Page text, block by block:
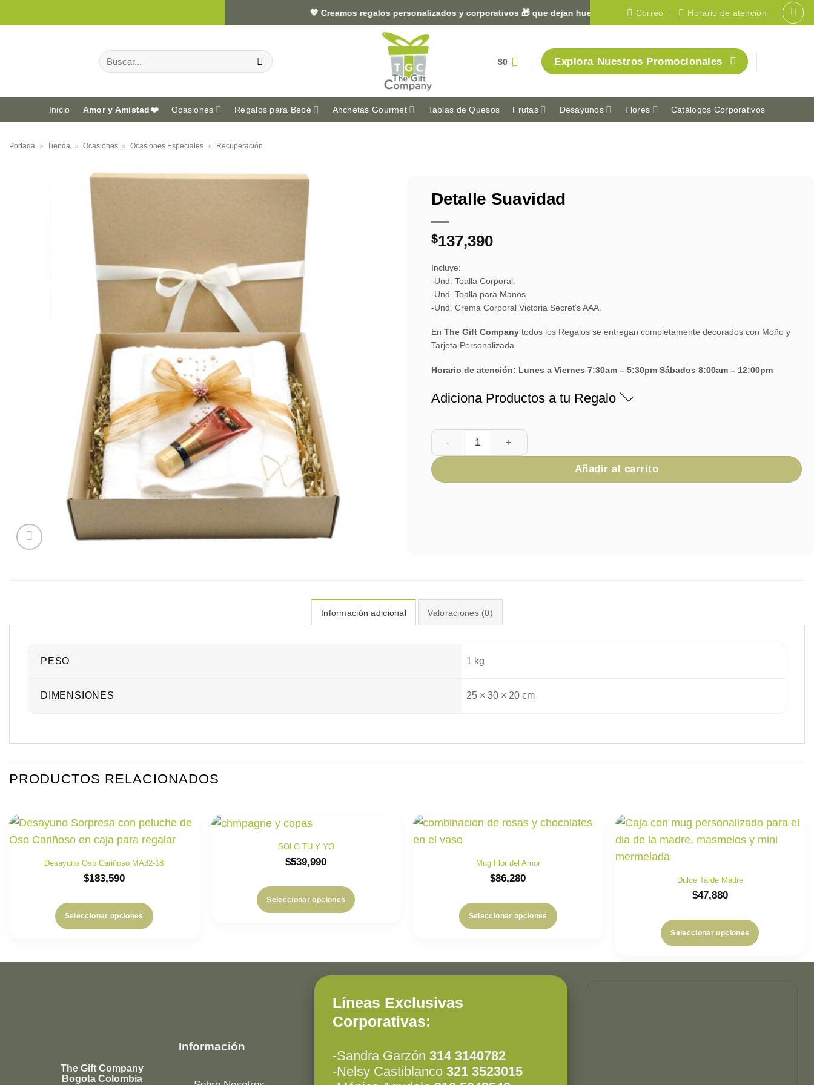
al
💖 Creamos regalos personalizados y corporativos 🎁 que dejan huella en Colombia 🇨🇴Correo Horario de atención
Buscar
por:
$0 Explora Nuestros Promocionales
Inicio Amor y Amistad❤️ Ocasiones Regalos para Bebé Anchetas Gourmet Tablas de Quesos Frutas Desayunos Flores Catálogos Corporativos
Portada » Tienda » Ocasiones » Ocasiones Especiales » Recuperación
Detalle Suavidad
$137,390
Incluye:
-Und. Toalla Corporal.
-Und. Toalla para Manos.
-Und. Crema Corporal Victoria Secret’s AAA.
En The Gift Company todos los Regalos se entregan completamente decorados con Moño y
Tarjeta Personalizada.
Horario de atención: Lunes a Viernes 7:30am – 5:30pm Sábados 8:00am – 12:00pm
Adiciona Productos a tu Regalo
Detalle Suavidad cantidad
Añadir al carrito
Información adicional Valoraciones (0)
PESO 1 kg
DIMENSIONES 25 × 30 × 20 cm
PRODUCTOS RELACIONADOS
Desayuno Oso Cariñoso MA32-18
$183,590
Seleccionar opciones
SOLO TU Y YO
$539,990
Seleccionar opciones
Mug Flor del Amor
$86,280
Seleccionar opciones
Dulce Tarde Madre
$47,880
Seleccionar opciones
The Gift Company
Bogota Colombia
Información
Líneas Exclusivas
Corporativas:
-Sandra Garzón 314 3140782
-Nelsy Castiblanco 321 3523015